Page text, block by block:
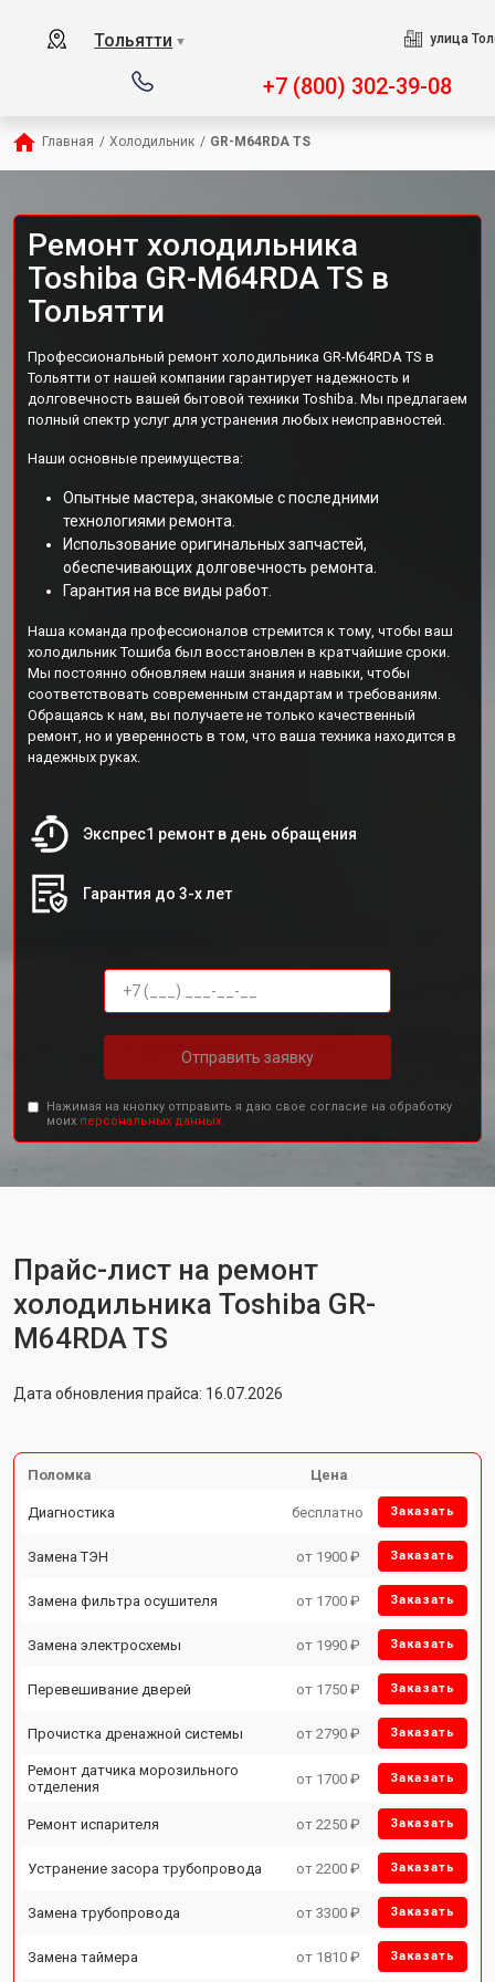
Тольятти ▼ улица
+7 (800) 302-39-08
Главная / Холодильник / GR-M64RDA TS
Ремонт холодильника
Toshiba GR-M64RDA TS в
Тольятти
Профессиональный ремонт холодильника GR-M64RDA TS в
Тольятти от нашей компании гарантирует надежность и
долговечность вашей бытовой техники Toshiba. Мы предлагаем
полный спектр услуг для устранения любых неисправностей.
Наши основные преимущества:
Опытные мастера, знакомые с последними
технологиями ремонта.
Использование оригинальных запчастей,
обеспечивающих долговечность ремонта.
Гарантия на все виды работ.
Наша команда профессионалов стремится к тому, чтобы ваш
холодильник Тошиба был восстановлен в кратчайшие сроки.
Мы постоянно обновляем наши знания и навыки, чтобы
соответствовать современным стандартам и требованиям.
Обращаясь к нам, вы получаете не только качественный
ремонт, но и уверенность в том, что ваша техника находится в
надежных руках.
Экспрес1 ремонт в день обращения
Гарантия до 3-х лет
Отправить заявку
Нажимая на кнопку отправить я даю свое согласие на обработку
моих персональных данных.
Прайс-лист на ремонт
холодильника Toshiba GR-
M64RDA TS
Дата обновления прайса: 16.07.2026
Поломка Цена
Диагностика бесплатно Заказать
Замена ТЭН от 1900 ₽ Заказать
Замена фильтра осушителя от 1700 ₽ Заказать
Замена электросхемы от 1990 ₽ Заказать
Перевешивание дверей от 1750 ₽ Заказать
Прочистка дренажной системы от 2790 ₽ Заказать
Ремонт датчика морозильного
отделения
от 1700 ₽ Заказать
Ремонт испарителя от 2250 ₽ Заказать
Устранение засора трубопровода от 2200 ₽ Заказать
Замена трубопровода от 3300 ₽ Заказать
Замена таймера от 1810 ₽ Заказать